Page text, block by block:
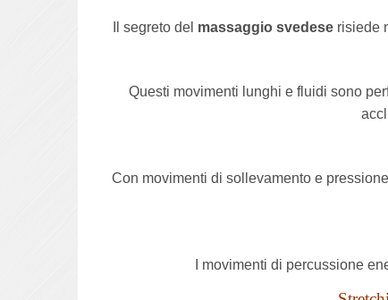
Il segreto del massaggio svedeserisiede
Questi movimenti lunghi e fluidi sono
Con movimenti di sollevamento e
I movimenti di percussione